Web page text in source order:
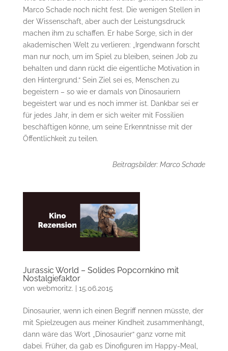
Marco Schade noch nicht fest. Die wenigen Stellen in
der Wissenschaft, aber auch der Leistungsdruck
machen ihm zu schaffen. Er habe Sorge, sich in der
akademischen Welt zu verlieren: „Irgendwann forscht
man nur noch, um im Spiel zu bleiben, seinen Job zu
behalten und dann rückt die eigentliche Motivation in
den Hintergrund.“ Sein Ziel sei es, Menschen zu
begeistern – so wie er damals von Dinosauriern
begeistert war und es noch immer ist. Dankbar sei er
für jedes Jahr, in dem er sich weiter mit Fossilien
beschäftigen könne, um seine Erkenntnisse mit der
Öffentlichkeit zu teilen.
Beitragsbilder: Marco Schade
Jurassic World – Solides Popcornkino mit
Nostalgiefaktor
von webmoritz. 15.06.2015
Dinosaurier, wenn ich einen Begriff nennen müsste, der
mit Spielzeugen aus meiner Kindheit zusammenhängt,
dann wäre das Wort „Dinosaurier“ ganz vorne mit
dabei. Früher, da gab es Dinofiguren im Happy-Meal,